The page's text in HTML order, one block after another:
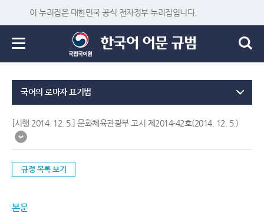
이 누리집은 대한민국 공식 전자정부 누리집입니다.
국어의 로마자 표기법
[시행 2014. 12. 5.] 문화체육관광부 고시 제2014-42호(2014. 12. 5.)
규정 목록 보기
본문